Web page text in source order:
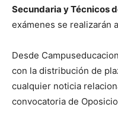
Secundaria y Técnicos
exámenes se realizarán
Desde
con la distribución de
cualquier noticia
convocatoria de